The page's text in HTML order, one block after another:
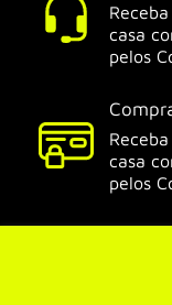
casa
pelos
casa
pelos